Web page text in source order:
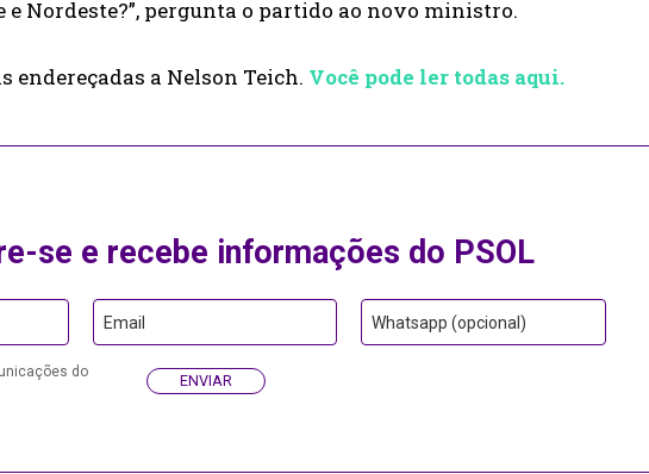
e Nordeste?”, pergunta o partido ao novo ministro.
endereçadas a Nelson Teich. Você pode ler todas aqui.
se e recebe informações do PSOL
Email Whatsapp (opcional)
do
ENVIAR